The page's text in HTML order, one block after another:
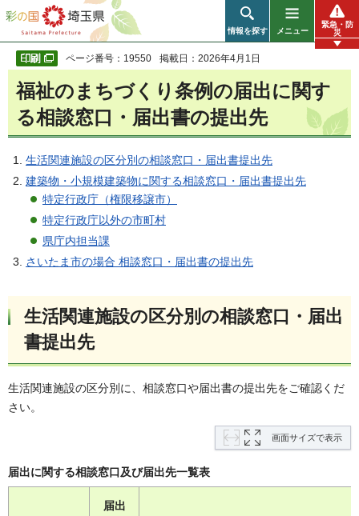
彩の国 埼玉県
情報を探す メニュー
緊急・防
災
ページ番号：19550 掲載日：2026年4月1日
福祉のまちづくり条例の届出に関す
る相談窓口・届出書の提出先
生活関連施設の区分別の相談窓口・届出書提出先
建築物・小規模建築物に関する相談窓口・届出書提出先
特定行政庁（権限移譲市）
特定行政庁以外の市町村
県庁内担当課
さいたま市の場合 相談窓口・届出書の提出先
生活関連施設の区分別の相談窓口・届出
書提出先
生活関連施設の区分別に、相談窓口や届出書の提出先をご確認くだ
さい。
画面サイズで表示
届出に関する相談窓口及び届出先一覧表
届出